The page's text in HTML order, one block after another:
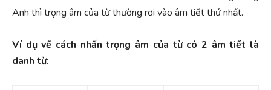
Anh thì trọng âm của từ thường rơi vào âm tiết thứ nhất.
Ví dụ về cách nhấn trọng âm của từ có 2 âm tiết là
danh từ: